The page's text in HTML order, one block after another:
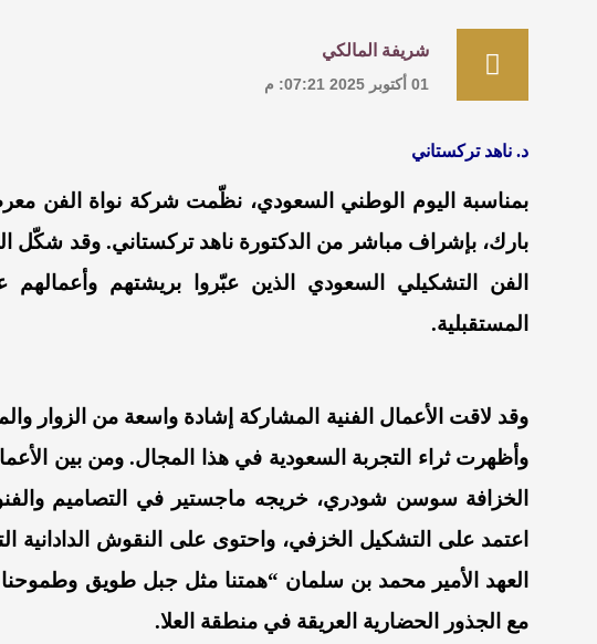
شريفة المالكي
01 أكتوبر 2025 07:21: م
د. ناهد تركستاني
بمناسبة اليوم الوطني السعودي، نظّمت شركة نواة الفن
بارك، بإشراف مباشر من الدكتورة ناهد تركستاني. وقد شكّل
الفن التشكيلي السعودي الذين عبّروا بريشتهم وأعمالهم
المستقبلية.
وقد لاقت الأعمال الفنية المشاركة إشادة واسعة من الزوار
وأظهرت ثراء التجربة السعودية في هذا المجال. ومن بين
الخزافة سوسن شودري، خريجه ماجستير في التصاميم
اعتمد على التشكيل الخزفي، واحتوى على النقوش الدادانية
العهد الأمير محمد بن سلمان “همتنا مثل جبل طويق
مع الجذور الحضارية العريقة في منطقة العلا.